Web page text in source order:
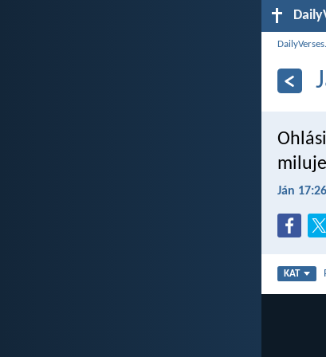
Ján 17:26
KAT